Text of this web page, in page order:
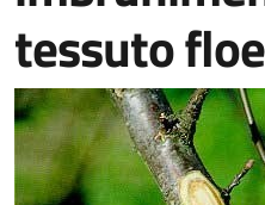
Difesa
sostenibile
tessuto